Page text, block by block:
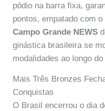
pódio na barra fixa,
pontos, empatado com
Campo Grande NEWS
ginástica brasileira se
modalidades ao longo do
Mais Três Bronzes
Conquistas
O Brasil encerrou o dia